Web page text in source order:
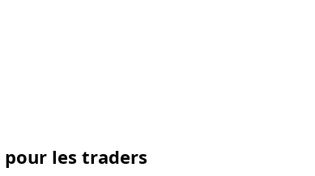
les traders